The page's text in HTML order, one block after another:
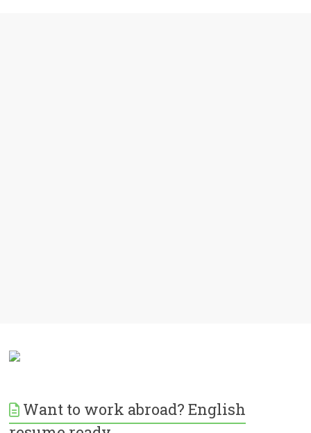
Want to work abroad? English